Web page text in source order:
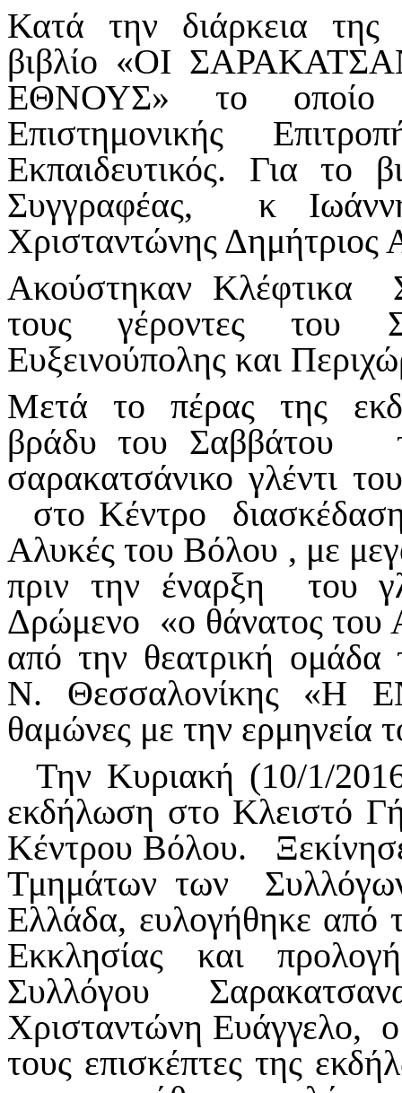
Κατά την διάρκεια της
βιβλίο «ΟΙ
ΕΘΝΟΥΣ» το οποίο
Επιστημονικής
Εκπαιδευτικός. Για το
Συγγραφέας, κ
Χρισταντώνης Δημήτριος
Ακούστηκαν Κλέφτικα
τους γέροντες του
Ευξεινούπολης και
Μετά το πέρας της
βράδυ του Σαββάτου
σαρακατσάνικο γλέντι
στο Κέντρο
Αλυκές του Βόλου , με
πριν την έναρξη του
Δρώμενο «ο θάνατος του
από την θεατρική ομάδα
Ν. Θεσσαλονίκης «Η
θαμώνες με την ερμηνεία
Την Κυριακή (10/1/
εκδήλωση στο Κλειστό
Κέντρου Βόλου.
Τμημάτων των
Ελλάδα, ευλογήθηκε από
Εκκλησίας και
Συλλόγου
Χρισταντώνη Ευάγγελο,
τους επισκέπτες της